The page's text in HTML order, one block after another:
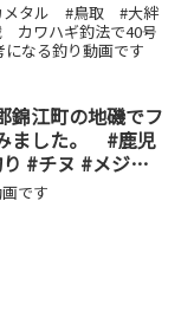
メタル #鳥取 #大絆
ワハギ釣法で40号
なる釣り動画です
錦江町の地磯でフ
ました。 #鹿児
#チヌ #メジナ #
江町 #shimano
です